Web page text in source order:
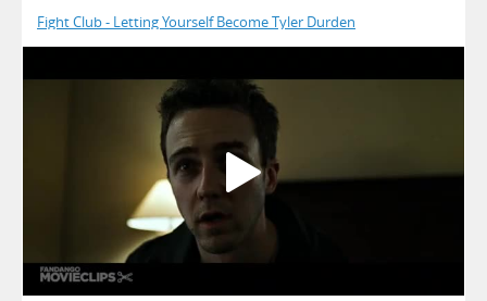
Fight Club - Letting Yourself Become Tyler Durden